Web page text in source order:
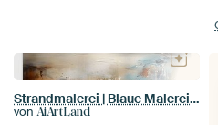
Strandmalerei | Blaue Malerei | Meeresmalerei
von AiArtLand